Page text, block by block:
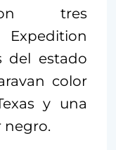
tres
Expedition
del estado
color
y una
negro.